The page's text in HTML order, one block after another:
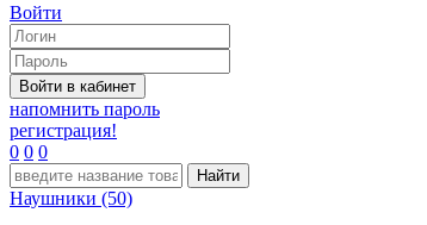
Войти
напомнить пароль
регистрация!
0 0 0
Наушники (50)